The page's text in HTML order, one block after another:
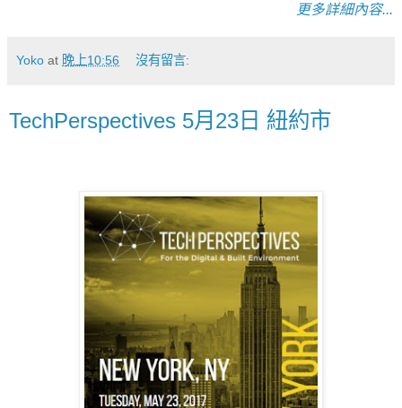
更多詳細內容...
Yoko at 晚上10:56 沒有留言:
TechPerspectives 5月23日 紐約市